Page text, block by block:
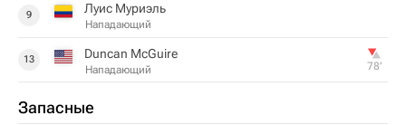
9 Луис Муриэль
Нападающий
13 Duncan McGuire
Нападающий 78‎’‎
Запасные